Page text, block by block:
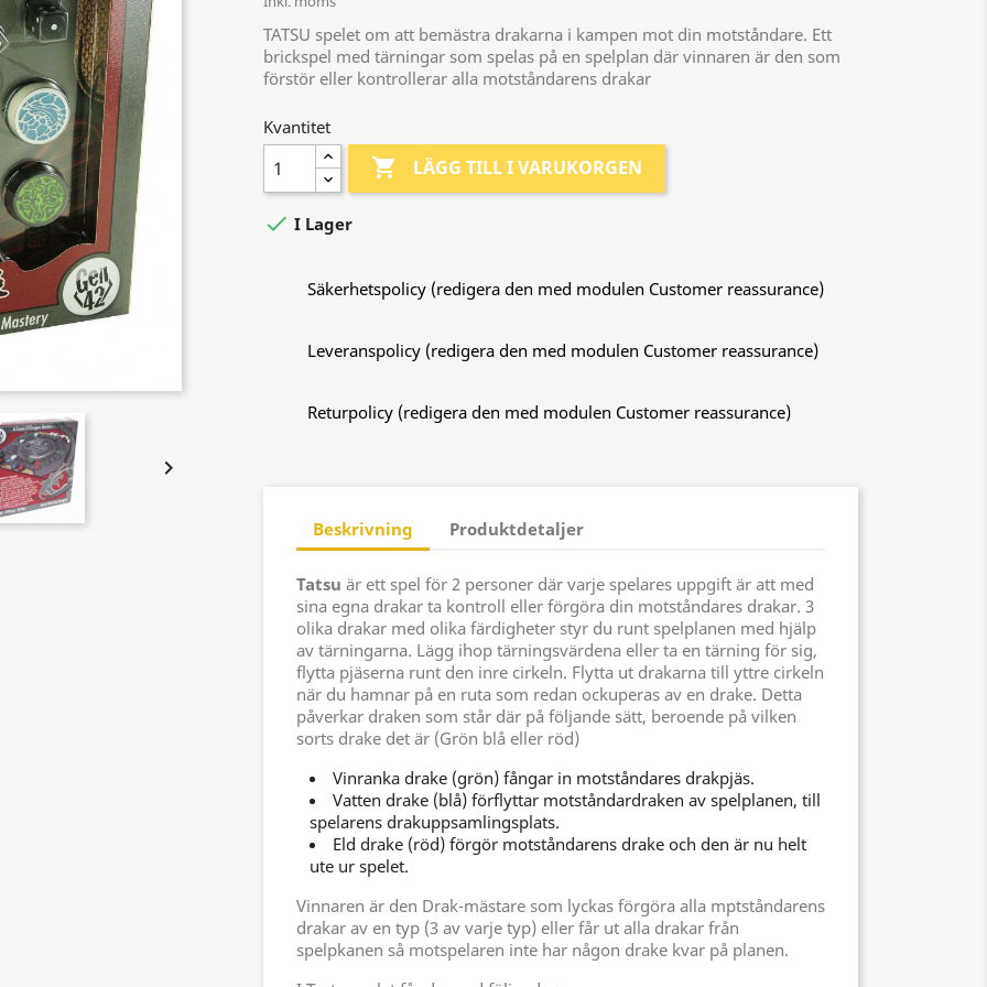

TATSU spelet om att bemästra drakarna i kampen mot din motståndare. Ett
brickspel med tärningar som spelas på en spelplan där vinnaren är den som
förstör eller kontrollerar alla motståndarens drakar
Kvantitet
 LÄGG TILL I VARUKORGEN
 I Lager
Säkerhetspolicy (redigera den med modulen Customer reassurance)
Leveranspolicy (redigera den med modulen Customer reassurance)
Returpolicy (redigera den med modulen Customer reassurance)
Beskrivning Produktdetaljer
Tatsu är ett spel för 2 personer där varje spelares uppgift är att med
sina egna drakar ta kontroll eller förgöra din motståndares drakar. 3
olika drakar med olika färdigheter styr du runt spelplanen med hjälp
av tärningarna. Lägg ihop tärningsvärdena eller ta en tärning för sig,
flytta pjäserna runt den inre cirkeln. Flytta ut drakarna till yttre cirkeln
när du hamnar på en ruta som redan ockuperas av en drake. Detta
påverkar draken som står där på följande sätt, beroende på vilken
sorts drake det är (Grön blå eller röd)
Vinranka drake (grön) fångar in motståndares drakpjäs.
Vatten drake (blå) förflyttar motståndardraken av spelplanen, till
spelarens drakuppsamlingsplats.
Eld drake (röd) förgör motståndarens drake och den är nu helt
ute ur spelet.
Vinnaren är den Drak-mästare som lyckas förgöra alla mptståndarens
drakar av en typ (3 av varje typ) eller får ut alla drakar från
spelpkanen så motspelaren inte har någon drake kvar på planen.